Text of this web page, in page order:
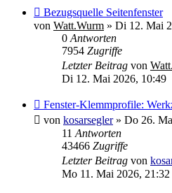
Bezugsquelle Seitenfenster
von Watt.Wurm » Di 12. Mai
0 Antworten
7954 Zugriffe
Letzter Beitrag von
Di 12. Mai 2026, 10:49
Fenster-Klemmprofile:
von kosarsegler» Do 26.
11 Antworten
43466 Zugriffe
Letzter Beitrag von
Mo 11. Mai 2026, 21:32